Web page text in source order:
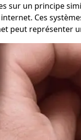
sur un principe
Ces
peut représenter